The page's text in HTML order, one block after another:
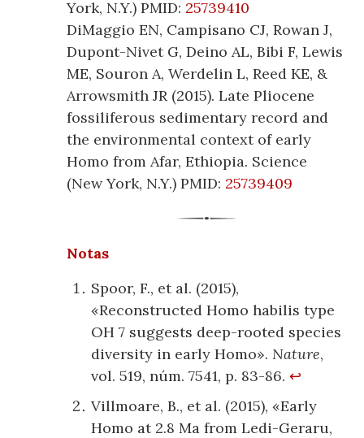
York, N.Y.) PMID: 25739410
DiMaggio EN, Campisano CJ, Rowan J,
Dupont-Nivet G, Deino AL, Bibi F, Lewis
ME, Souron A, Werdelin L, Reed KE, &
Arrowsmith JR (2015). Late Pliocene
fossiliferous sedimentary record and
the environmental context of early
Homo from Afar, Ethiopia. Science
(New York, N.Y.) PMID: 25739409
Notas
Spoor, F., et al. (2015),
«Reconstructed Homo habilis type
OH 7 suggests deep-rooted species
diversity in early Homo». Nature,
vol. 519, núm. 7541, p. 83-86.↩
Villmoare, B., et al. (2015), «Early
Homo at 2.8 Ma from Ledi-Geraru,